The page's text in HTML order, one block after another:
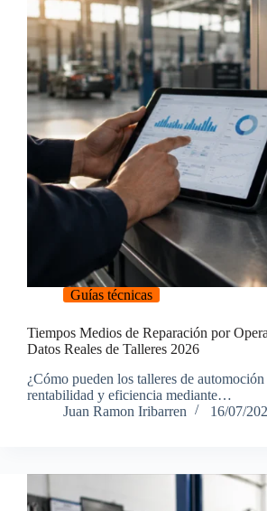
Guías técnicas
Tiempos Medios de Reparación por
Datos Reales de Talleres 2026
¿Cómo pueden los talleres de
rentabilidad y eficiencia mediante…
Juan Ramon Iribarren
16/07/